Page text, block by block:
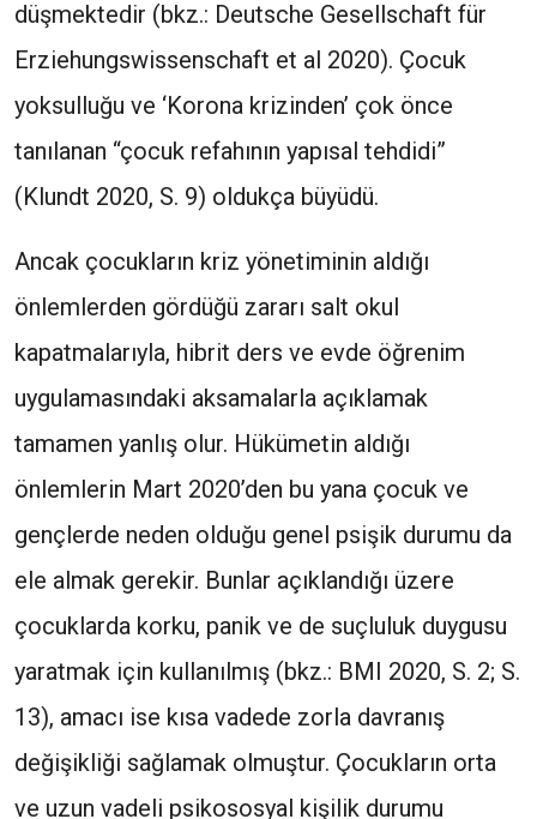
düşmektedir (bkz.: Deutsche Gesellschaft für
Erziehungswissenschaft et al 2020). Çocuk
yoksulluğu ve ‘Korona krizinden’ çok önce
tanılanan “çocuk refahının yapısal tehdidi”
(Klundt 2020, S. 9) oldukça büyüdü.
Ancak çocukların kriz yönetiminin aldığı
önlemlerden gördüğü zararı salt okul
kapatmalarıyla, hibrit ders ve evde öğrenim
uygulamasındaki aksamalarla açıklamak
tamamen yanlış olur. Hükümetin aldığı
önlemlerin Mart 2020’den bu yana çocuk ve
gençlerde neden olduğu genel psişik durumu da
ele almak gerekir. Bunlar açıklandığı üzere
çocuklarda korku, panik ve de suçluluk duygusu
yaratmak için kullanılmış (bkz.: BMI 2020, S. 2; S.
13), amacı ise kısa vadede zorla davranış
değişikliği sağlamak olmuştur. Çocukların orta
ve uzun vadeli psikososyal kişilik durumu